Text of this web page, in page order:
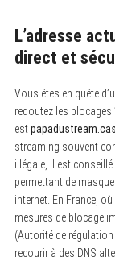
L’adresse
direct et
Vous êtes en quête
redoutez les
est
streaming souvent
illégale, il est
permettant de
internet. En France,
mesures de blocage
(Autorité de
recourir à des DNS